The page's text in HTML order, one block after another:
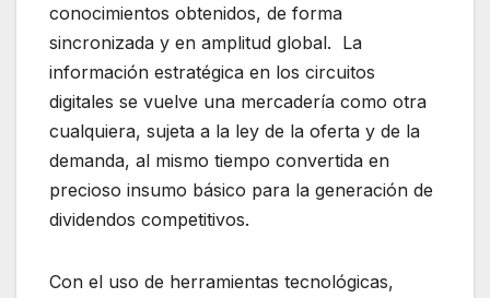
conocimientos obtenidos, de forma
sincronizada y en amplitud global. La
información estratégica en los circuitos
digitales se vuelve una mercadería como otra
cualquiera, sujeta a la ley de la oferta y de la
demanda, al mismo tiempo convertida en
precioso insumo básico para la generación de
dividendos competitivos.
Con el uso de herramientas tecnológicas,